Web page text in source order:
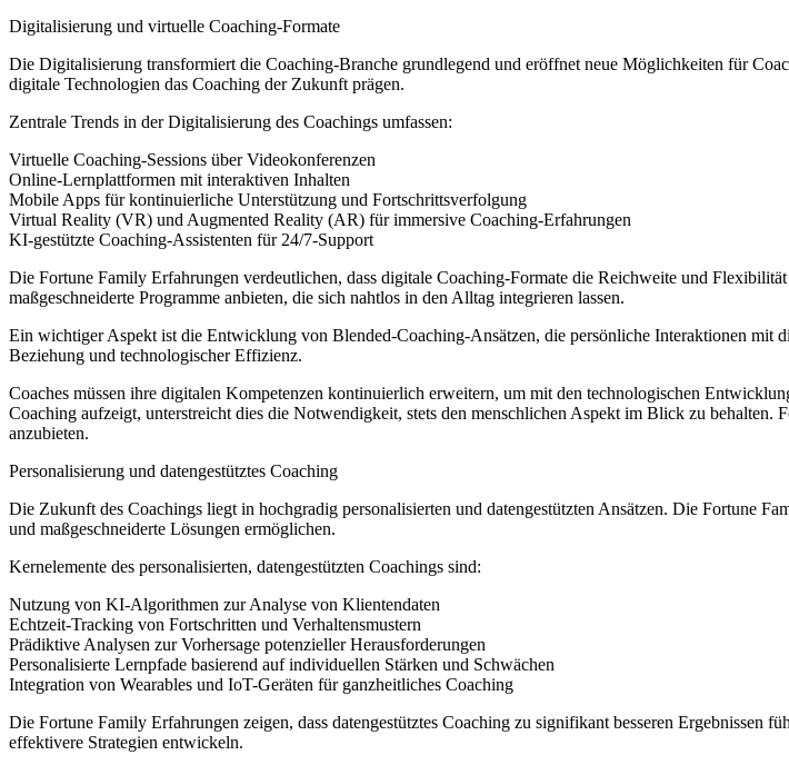
Digitalisierung und virtuelle Coaching-Formate
Die Digitalisierung transformiert die Coaching-Branche grundlegend und eröffnet neue Möglichkeiten für
digitale Technologien das Coaching der Zukunft prägen.
Zentrale Trends in der Digitalisierung des Coachings umfassen:
Virtuelle Coaching-Sessions über Videokonferenzen
Online-Lernplattformen mit interaktiven Inhalten
Mobile Apps für kontinuierliche Unterstützung und Fortschrittsverfolgung
Virtual Reality (VR) und Augmented Reality (AR) für immersive Coaching-Erfahrungen
KI-gestützte Coaching-Assistenten für 24/7-Support
Die Fortune Family Erfahrungen verdeutlichen, dass digitale Coaching-Formate die Reichweite und
maßgeschneiderte Programme anbieten, die sich nahtlos in den Alltag integrieren lassen.
Ein wichtiger Aspekt ist die Entwicklung von Blended-Coaching-Ansätzen, die persönliche Interaktionen mit
Beziehung und technologischer Effizienz.
Coaches müssen ihre digitalen Kompetenzen kontinuierlich erweitern, um mit den technologischen
Coaching aufzeigt, unterstreicht dies die Notwendigkeit, stets den menschlichen Aspekt im Blick zu
anzubieten.
Personalisierung und datengestütztes Coaching
Die Zukunft des Coachings liegt in hochgradig personalisierten und datengestützten Ansätzen. Die Fortune
und maßgeschneiderte Lösungen ermöglichen.
Kernelemente des personalisierten, datengestützten Coachings sind:
Nutzung von KI-Algorithmen zur Analyse von Klientendaten
Echtzeit-Tracking von Fortschritten und Verhaltensmustern
Prädiktive Analysen zur Vorhersage potenzieller Herausforderungen
Personalisierte Lernpfade basierend auf individuellen Stärken und Schwächen
Integration von Wearables und IoT-Geräten für ganzheitliches Coaching
Die Fortune Family Erfahrungen zeigen, dass datengestütztes Coaching zu signifikant besseren Ergebnissen
effektivere Strategien entwickeln.